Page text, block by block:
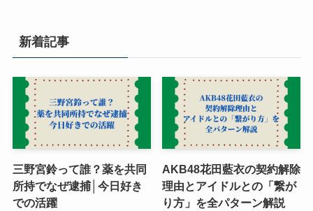
新着記事
三野宮鈴って誰？薬を共同
所持でなぜ逮捕│今日好き
での活躍
AKB48花田藍衣の契約解除
理由とアイドルとの「繋が
り方」を全パターン解説